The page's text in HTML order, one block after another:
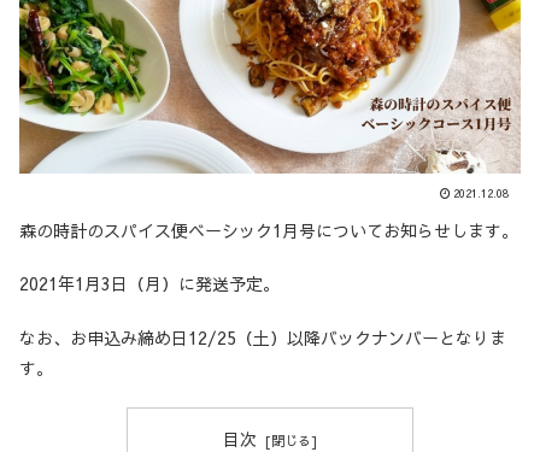
2021.12.08
森の時計のスパイス便ベーシック1月号についてお知らせします。
2021年1月3日（月）に発送予定。
なお、お申込み締め日12/25（土）以降バックナンバーとなりま
す。
目次